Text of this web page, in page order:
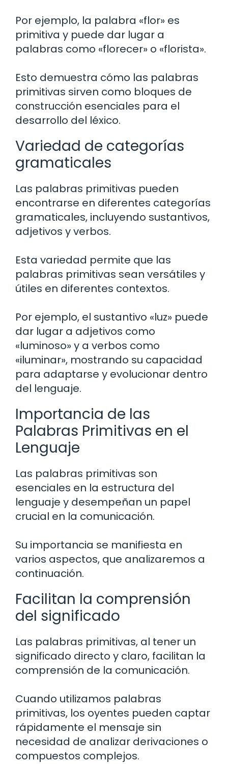
Por ejemplo, la palabra «flor» es
primitiva y puede dar lugar a
palabras como «florecer» o «florista».
Esto demuestra cómo las palabras
primitivas sirven como bloques de
construcción esenciales para el
desarrollo del léxico.
Variedad de categorías
gramaticales
Las palabras primitivas pueden
encontrarse en diferentes categorías
gramaticales, incluyendo sustantivos,
adjetivos y verbos.
Esta variedad permite que las
palabras primitivas sean versátiles y
útiles en diferentes contextos.
Por ejemplo, el sustantivo «luz» puede
dar lugar a adjetivos como
«luminoso» y a verbos como
«iluminar», mostrando su capacidad
para adaptarse y evolucionar dentro
del lenguaje.
Importancia de las
Palabras Primitivas en el
Lenguaje
Las palabras primitivas son
esenciales en la estructura del
lenguaje y desempeñan un papel
crucial en la comunicación.
Su importancia se manifiesta en
varios aspectos, que analizaremos a
continuación.
Facilitan la comprensión
del significado
Las palabras primitivas, al tener un
significado directo y claro, facilitan la
comprensión de la comunicación.
Cuando utilizamos palabras
primitivas, los oyentes pueden captar
rápidamente el mensaje sin
necesidad de analizar derivaciones o
compuestos complejos.